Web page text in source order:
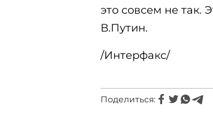
это совсем не так.
В.Путин.
/Интерфакс/
Поделиться: